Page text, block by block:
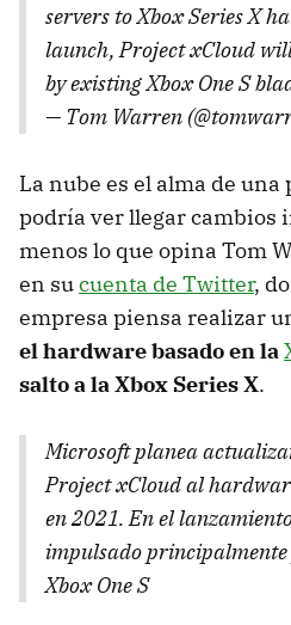
servers to Xbox Series X
launch, Project xCloud
by existing Xbox One S
— Tom Warren
La nube es el alma de
podría ver llegar cambios
menos lo que opina Tom
en sucuenta de Twitter,
empresa piensa realizar
el hardware basado en la
salto a la Xbox Series X.
Microsoft planea
Project xCloud al
en 2021. En el
impulsado principalmente
Xbox One S